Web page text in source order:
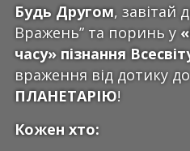
Будь Другом, завітай
Вражень” та поринь у
часу» пізнання
враження від дотику до
ПЛАНЕТАРІЮ!
Кожен хто: